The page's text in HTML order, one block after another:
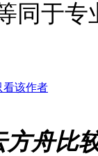
同于专
看该作者
方舟比